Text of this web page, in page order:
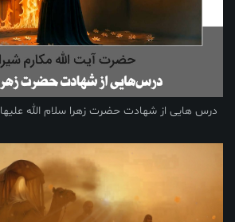
درس هایی از شهادت حضرت زهرا سلام الله علیها